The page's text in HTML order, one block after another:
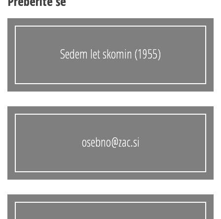
Sedem let skomin (1955)
osebno@zac.si